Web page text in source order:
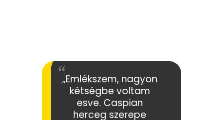
„Emlékszem, nagyon
kétségbe voltam
esve. Caspian
herceg szerepe